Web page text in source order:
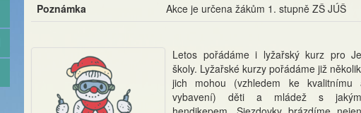
Poznámka
Akce je určena žákům 1. stupně ZŠ JÚŠ
Letos pořádáme i lyžařský kurz pro
školy. Lyžařské kurzy pořádáme již
jich mohou (vzhledem ke kvalitnímu
vybavení) děti a mládež s